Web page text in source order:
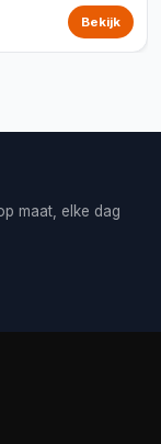
Bekijk
maat, elke dag